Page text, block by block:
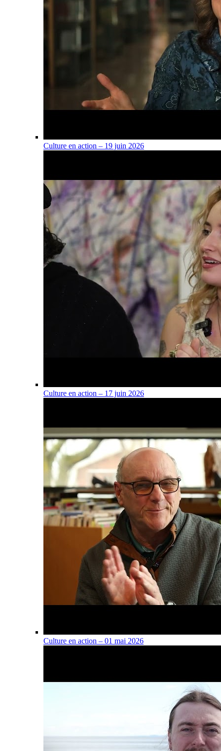
Culture en action – 19 juin 2026
Culture en action – 17 juin 2026
Culture en action – 01 mai 2026